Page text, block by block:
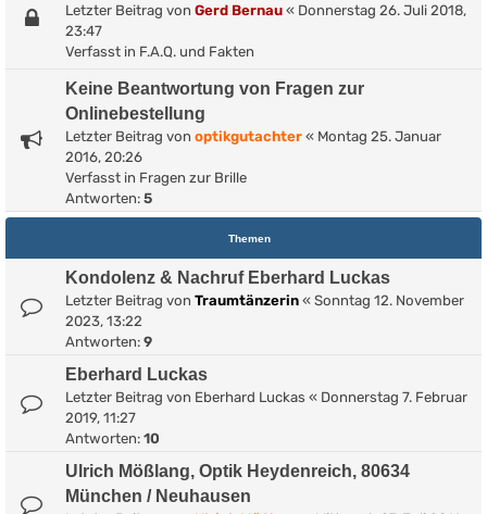
Letzter Beitrag von Gerd Bernau « Donnerstag 26. Juli 2018,
23:47
Verfasst in F.A.Q. und Fakten
Keine Beantwortung von Fragen zur
Onlinebestellung
Letzter Beitrag von optikgutachter « Montag 25. Januar
2016, 20:26
Verfasst in Fragen zur Brille
Antworten: 5
Themen
Kondolenz & Nachruf Eberhard Luckas
Letzter Beitrag von Traumtänzerin « Sonntag 12. November
2023, 13:22
Antworten: 9
Eberhard Luckas
Letzter Beitrag von Eberhard Luckas « Donnerstag 7. Februar
2019, 11:27
Antworten: 10
Ulrich Mößlang, Optik Heydenreich, 80634
München / Neuhausen